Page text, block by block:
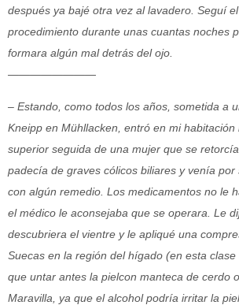
después ya bajé otra vez al lavadero. Seguí
procedimiento durante unas cuantas noches
formara algún mal detrás del ojo.
————————
– Estando, como todos los años, sometida a
Kneipp en Mühllacken, entró en mi habitación
superior seguida de una mujer que se
padecía de graves cólicos biliares y venía
con algún remedio. Los medicamentos no le
el médico le aconsejaba que se operara. Le
descubriera el vientre y le apliqué una
Suecas en la región del hígado (en esta
que untar antes la pielcon manteca de cerdo
Maravilla, ya que el alcohol podría irritar la